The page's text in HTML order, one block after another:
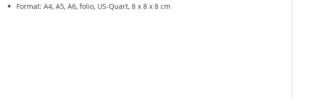
Format: A4, A5, A6, folio, US-Quart, 8 x 8 x 8 cm